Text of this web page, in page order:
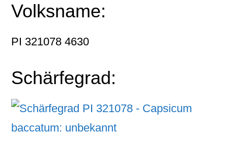
Volksname:
PI 321078 4630
Schärfegrad: